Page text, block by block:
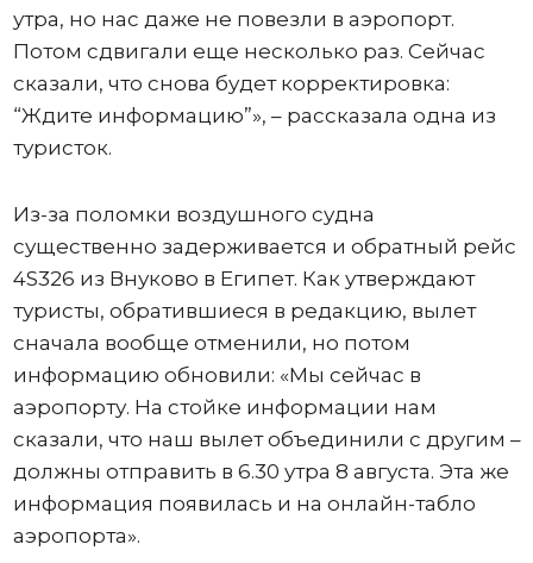
утра, но нас даже не повезли в аэропорт.
Потом сдвигали еще несколько раз. Сейчас
сказали, что снова будет корректировка:
“Ждите информацию”», – рассказала одна из
туристок.
Из-за поломки воздушного судна
существенно задерживается и обратный рейс
4S326 из Внуково в Египет. Как утверждают
туристы, обратившиеся в редакцию, вылет
сначала вообще отменили, но потом
информацию обновили: «Мы сейчас в
аэропорту. На стойке информации нам
сказали, что наш вылет объединили с другим –
должны отправить в 6.30 утра 8 августа. Эта же
информация появилась и на онлайн-табло
аэропорта».